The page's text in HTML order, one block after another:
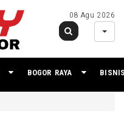
08 Agu 2026
BOGOR RAYA